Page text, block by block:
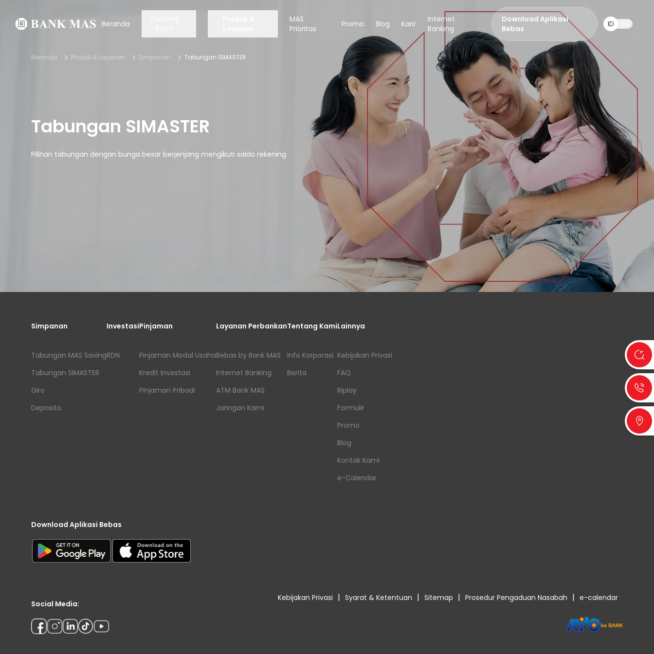
Beranda
MAS
Prioritas
Promo Blog Karir
Internet
Banking
Download Aplikasi
Bebas
ID
Beranda Produk & Layanan Simpanan Tabungan SIMASTER
Tabungan SIMASTER
Pilihan tabungan dengan bunga besar berjenjang mengikuti saldo rekening
Simpanan
Tabungan MAS Saving
Tabungan SIMASTER
Giro
Deposito
Investasi
RDN
Pinjaman
Pinjaman Modal Usaha
Kredit Investasi
Pinjaman Pribadi
Layanan Perbankan
Bebas by Bank MAS
Internet Banking
ATM Bank MAS
Jaringan Kami
Tentang Kami
Info Korporasi
Berita
Lainnya
Kebijakan Privasi
FAQ
Riplay
Formulir
Promo
Blog
Kontak Kami
e-Calendar
Download Aplikasi Bebas
Social Media:
Kebijakan Privasi | Syarat & Ketentuan | Sitemap | Prosedur Pengaduan Nasabah | e-calendar